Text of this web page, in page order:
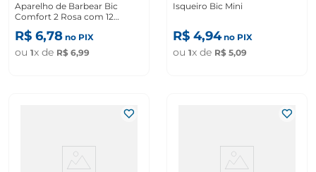
Aparelho de Barbear Bic
Comfort 2 Rosa com 12
Unidades
R$ 6,78 no PIX
ou 1x de R$ 6,99
Isqueiro Bic Mini
R$ 4,94no PIX
ou 1x de R$ 5,09